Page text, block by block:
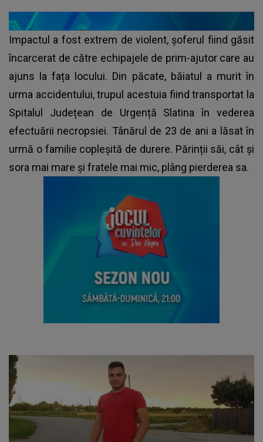
Impactul a fost extrem de violent, șoferul fiind găsit
încarcerat de către echipajele de prim-ajutor care au
ajuns la fața locului. Din păcate, băiatul a murit în
urma accidentului, trupul acestuia fiind transportat la
Spitalul Județean de Urgență Slatina în vederea
efectuării necropsiei. Tânărul de 23 de ani a lăsat în
urmă o familie copleșită de durere. Părinții săi, cât și
sora mai mare și fratele mai mic, plâng pierderea sa.